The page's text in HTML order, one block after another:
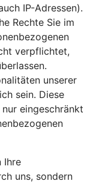
IP-Adressen).
Rechte Sie im
verpflichtet,
unserer
sein. Diese
eingeschränkt
Ihre
uns, sondern